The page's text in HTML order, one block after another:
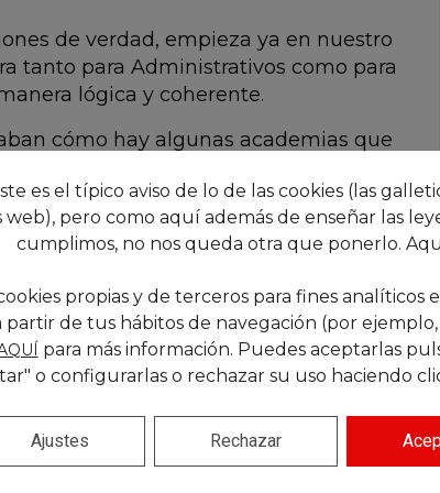
de verdad, empieza ya en nuestro
tanto para Administrativos como para
lógica y coherente.
cómo hay algunas academias que
gloria y ahora van de capa caída
un par de horitas al día podías llegar
Administrativo que esperamos para la
no es realista. Pero empieza a
preparado a las siguientes, que al final
de orientación nueva para estas plazas,
de saber que siguen saliendo
ningún examen es el fin del mundo y
porque las opciones están ahí.
dga-y-auxiliares-
es el típico aviso de lo de las cookies (las
web), pero como aquí además de enseñar las
cumplimos, no nos queda otra que ponerlo.
propias y de terceros para fines analíticos
partir de tus hábitos de navegación (por ejemplo,
para más información. Puedes aceptarlas
o configurarlas o rechazar su uso haciendo
Rechazar
Ajustes